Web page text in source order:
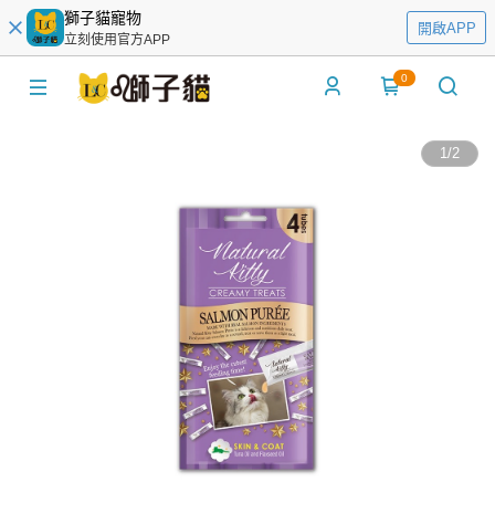
獅子貓寵物
立刻使用官方APP
開啟APP
0
1/2